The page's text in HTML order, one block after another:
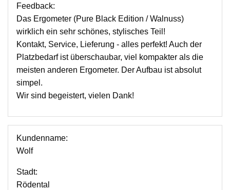
Feedback:
Das Ergometer (Pure Black Edition / Walnuss)
wirklich ein sehr schönes, stylisches Teil!
Kontakt, Service, Lieferung - alles perfekt! Auch der
Platzbedarf ist überschaubar, viel kompakter als die
meisten anderen Ergometer. Der Aufbau ist absolut
simpel.
Wir sind begeistert, vielen Dank!
Kundenname:
Wolf
Stadt:
Rödental